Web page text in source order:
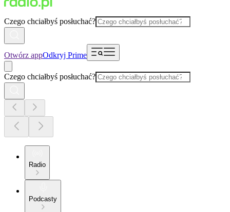
Czego chciałbyś posłuchać?
Otwórz appOdkryj Prime
Czego chciałbyś posłuchać?
Radio
Podcasty